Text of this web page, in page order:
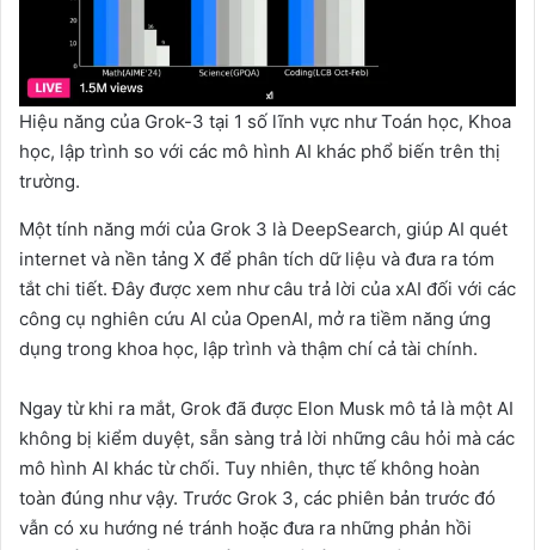
Hiệu năng của Grok-3 tại 1 số lĩnh vực như Toán học, Khoa
học, lập trình so với các mô hình AI khác phổ biến trên thị
trường.
Một tính năng mới của Grok 3 là DeepSearch, giúp AI quét
internet và nền tảng X để phân tích dữ liệu và đưa ra tóm
tắt chi tiết. Đây được xem như câu trả lời của xAI đối với các
công cụ nghiên cứu AI của OpenAI, mở ra tiềm năng ứng
dụng trong khoa học, lập trình và thậm chí cả tài chính.
Ngay từ khi ra mắt, Grok đã được Elon Musk mô tả là một AI
không bị kiểm duyệt, sẵn sàng trả lời những câu hỏi mà các
mô hình AI khác từ chối. Tuy nhiên, thực tế không hoàn
toàn đúng như vậy. Trước Grok 3, các phiên bản trước đó
vẫn có xu hướng né tránh hoặc đưa ra những phản hồi